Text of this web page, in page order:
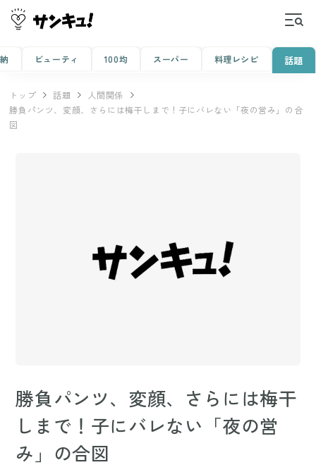
ビューティ 100均 スーパー 料理レシピ 話題
トップ 話題
人間関係
勝負パンツ、変顔、さらには梅干しまで！子にバレない「夜の営み」の合
図
勝負パンツ、変顔、さらには梅干
しまで！子にバレない「夜の営
み」の合図